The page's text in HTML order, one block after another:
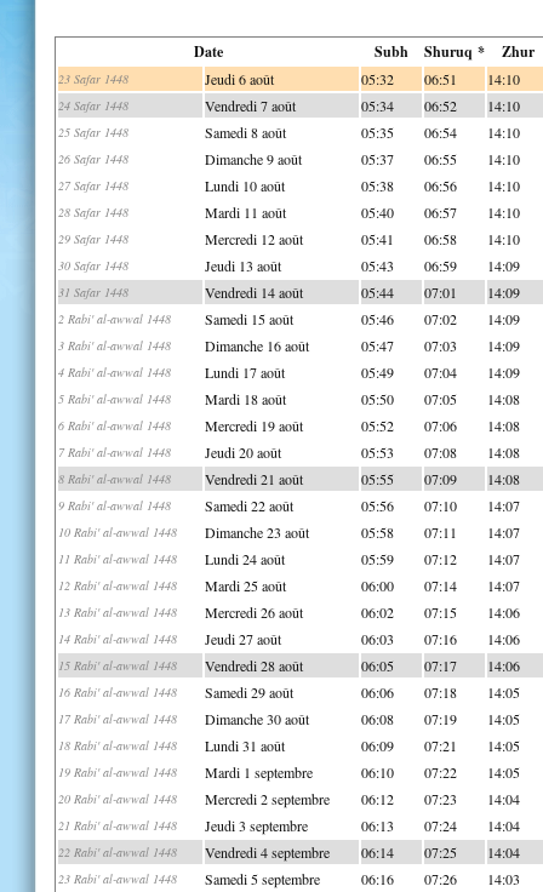
Date Subh Shuruq * Zhur
23 Safar 1448 Jeudi 6 août 05:32 06:51 14:10
24 Safar 1448 Vendredi 7 août 05:34 06:52 14:10
25 Safar 1448 Samedi 8 août 05:35 06:54 14:10
26 Safar 1448 Dimanche 9 août 05:37 06:55 14:10
27 Safar 1448 Lundi 10 août 05:38 06:56 14:10
28 Safar 1448 Mardi 11 août 05:40 06:57 14:10
29 Safar 1448 Mercredi 12 août 05:41 06:58 14:10
30 Safar 1448 Jeudi 13 août 05:43 06:59 14:09
31 Safar 1448 Vendredi 14 août 05:44 07:01 14:09
2 Rabi' al-awwal 1448 Samedi 15 août 05:46 07:02 14:09
3 Rabi' al-awwal 1448 Dimanche 16 août 05:47 07:03 14:09
4 Rabi' al-awwal 1448 Lundi 17 août 05:49 07:04 14:09
5 Rabi' al-awwal 1448 Mardi 18 août 05:50 07:05 14:08
6 Rabi' al-awwal 1448 Mercredi 19 août 05:52 07:06 14:08
7 Rabi' al-awwal 1448 Jeudi 20 août 05:53 07:08 14:08
8 Rabi' al-awwal 1448 Vendredi 21 août 05:55 07:09 14:08
9 Rabi' al-awwal 1448 Samedi 22 août 05:56 07:10 14:07
10 Rabi' al-awwal 1448 Dimanche 23 août 05:58 07:11 14:07
11 Rabi' al-awwal 1448 Lundi 24 août 05:59 07:12 14:07
12 Rabi' al-awwal 1448 Mardi 25 août 06:00 07:14 14:07
13 Rabi' al-awwal 1448 Mercredi 26 août 06:02 07:15 14:06
14 Rabi' al-awwal 1448 Jeudi 27 août 06:03 07:16 14:06
15 Rabi' al-awwal 1448 Vendredi 28 août 06:05 07:17 14:06
16 Rabi' al-awwal 1448 Samedi 29 août 06:06 07:18 14:05
17 Rabi' al-awwal 1448 Dimanche 30 août 06:08 07:19 14:05
18 Rabi' al-awwal 1448 Lundi 31 août 06:09 07:21 14:05
19 Rabi' al-awwal 1448 Mardi 1 septembre 06:10 07:22 14:05
20 Rabi' al-awwal 1448 Mercredi 2 septembre 06:12 07:23 14:04
21 Rabi' al-awwal 1448 Jeudi 3 septembre 06:13 07:24 14:04
22 Rabi' al-awwal 1448 Vendredi 4 septembre 06:14 07:25 14:04
23 Rabi' al-awwal 1448 Samedi 5 septembre 06:16 07:26 14:03